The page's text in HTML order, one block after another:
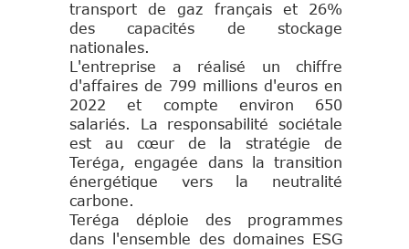
transport de gaz français et 26%
des capacités de stockage
nationales.
L'entreprise a réalisé un chiffre
d'affaires de 799 millions d'euros en
2022 et compte environ 650
salariés. La responsabilité sociétale
est au cœur de la stratégie de
Teréga, engagée dans la transition
énergétique vers la neutralité
carbone.
Teréga déploie des programmes
dans l'ensemble des domaines ESG